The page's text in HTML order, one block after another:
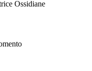
Ossidiane